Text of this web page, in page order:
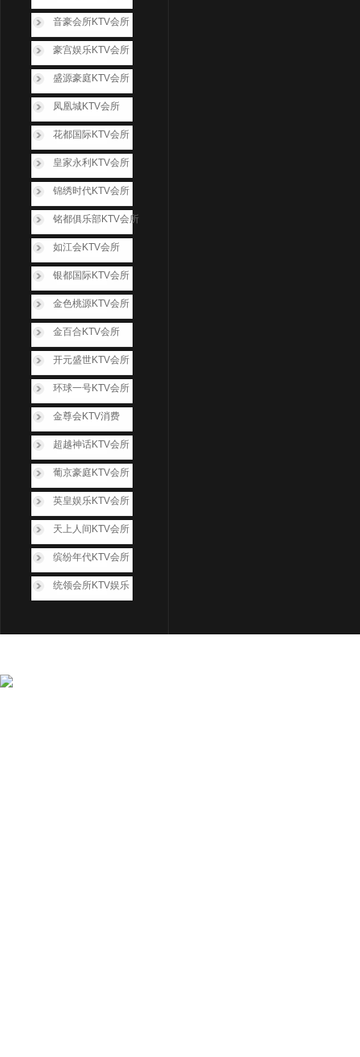
音豪会所KTV会所
豪宫娱乐KTV会所
盛源豪庭KTV会所
凤凰城KTV会所
花都国际KTV会所
皇家永利KTV会所
锦绣时代KTV会所
铭都俱乐部KTV会所
如江会KTV会所
银都国际KTV会所
金色桃源KTV会所
金百合KTV会所
开元盛世KTV会所
环球一号KTV会所
金尊会KTV消费
超越神话KTV会所
葡京豪庭KTV会所
英皇娱乐KTV会所
天上人间KTV会所
缤纷年代KTV会所
统领会所KTV娱乐